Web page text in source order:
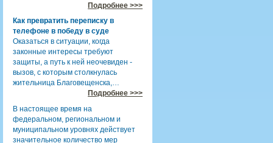
Подробнее >>>
Как превратить переписку в
телефоне в победу в суде
Оказаться в ситуации, когда
законные интересы требуют
защиты, а путь к ней неочевиден -
вызов, с которым столкнулась
жительница Благовещенска,…
Подробнее >>>
В настоящее время на
федеральном, региональном и
муниципальном уровнях действует
значительное количество мер